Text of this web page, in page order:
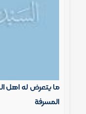
ما يتعرض له اهل
المشرفة